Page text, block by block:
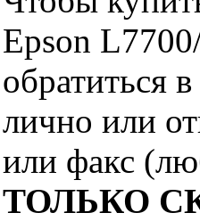
Epson
обратиться
лично или
или факс
ТОЛЬКО